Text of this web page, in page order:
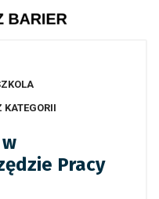
KATEGORII
Pracy